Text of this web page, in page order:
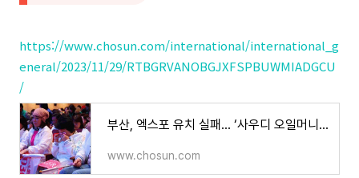
https://www.chosun.com/international/international_g
eneral/2023/11/29/RTBGRVANOBGJXFSPBUWMIADGCU
/
부산, 엑스포 유치 실패... ‘사우디 오일머니’ 벽 못 넘었다
www.chosun.com